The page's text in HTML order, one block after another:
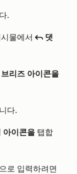
.
물에서 reply 댓
브리즈 아이콘을
다.
아이콘을 탭합
로 입력하려면